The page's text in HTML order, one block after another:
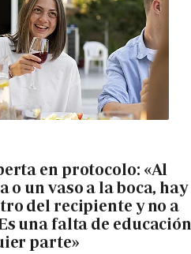
en protocolo: «Al
o un vaso a la boca, hay
del recipiente y no a
una falta de
parte»